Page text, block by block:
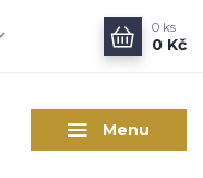
Menu
0 ks
0 Kč